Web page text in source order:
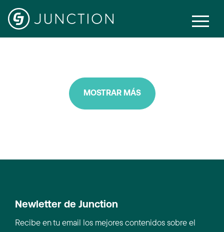
Recruitment
MOSTRAR MÁS
Newletter de Junction
Recibe en tu email los mejores contenidos sobre el